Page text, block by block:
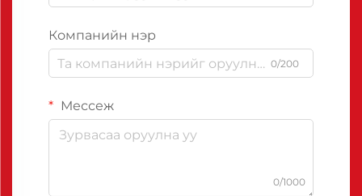
Компанийн нэр
0/200
Мессеж
0/1000